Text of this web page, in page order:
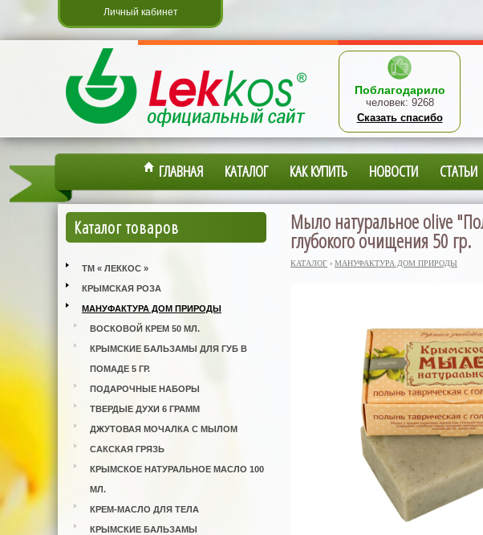
Личный кабинет
Поблагодарило
человек: 9268
Сказать спасибо
ГЛАВНАЯ КАТАЛОГ КАК КУПИТЬ НОВОСТИ СТАТЬИ
Каталог товаров
ТМ « ЛЕККОС »
КРЫМСКАЯ РОЗА
МАНУФАКТУРА ДОМ ПРИРОДЫ
ВОСКОВОЙ КРЕМ 50 МЛ.
КРЫМСКИЕ БАЛЬЗАМЫ ДЛЯ ГУБ В
ПОМАДЕ 5 ГР.
ПОДАРОЧНЫЕ НАБОРЫ
ТВЕРДЫЕ ДУХИ 6 ГРАММ
ДЖУТОВАЯ МОЧАЛКА С МЫЛОМ
САКСКАЯ ГРЯЗЬ
КРЫМСКОЕ НАТУРАЛЬНОЕ МАСЛО 100
МЛ.
КРЕМ-МАСЛО ДЛЯ ТЕЛА
КРЫМСКИЕ БАЛЬЗАМЫ
Мыло натуральное olive
глубокого очищения 50 гр.
КАТАЛОГ › МАНУФАКТУРА ДОМ ПРИРОДЫ